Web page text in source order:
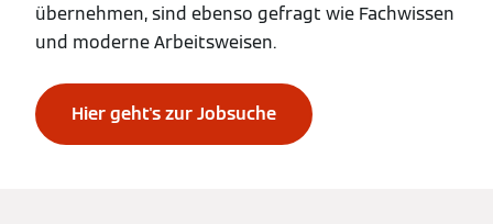
übernehmen, sind ebenso gefragt wie Fachwissen
und moderne Arbeitsweisen.
Hier geht's zur Jobsuche